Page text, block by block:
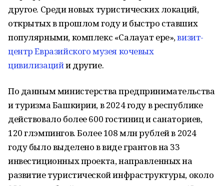
другое. Среди новых туристических локаций,
открытых в прошлом году и быстро ставших
популярными, комплекс «Салауат ере»,визит-
центр Евразийского музея кочевых
цивилизацийи другие.
По данным министерства предпринимательства
и туризма Башкирии, в 2024 году в республике
действовало более 600 гостиниц и санаториев,
120 глэмпингов. Более 108 млн рублей в 2024
году было выделено в виде грантов на 33
инвестиционных проекта, направленных на
развитие туристической инфраструктуры, около